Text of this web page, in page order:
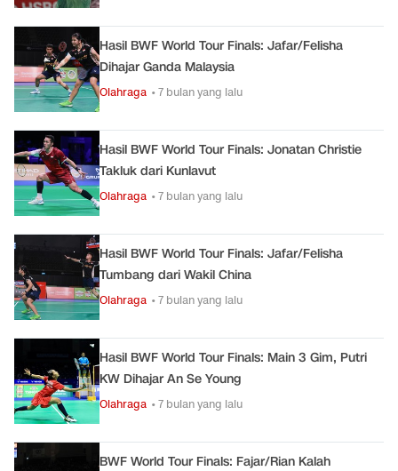
Hasil BWF World Tour Finals: Jafar/Felisha
Dihajar Ganda Malaysia
Olahraga • 7 bulan yang lalu
Hasil BWF World Tour Finals: Jonatan Christie
Takluk dari Kunlavut
Olahraga • 7 bulan yang lalu
Hasil BWF World Tour Finals: Jafar/Felisha
Tumbang dari Wakil China
Olahraga • 7 bulan yang lalu
Hasil BWF World Tour Finals: Main 3 Gim, Putri
KW Dihajar An Se Young
Olahraga • 7 bulan yang lalu
BWF World Tour Finals: Fajar/Rian Kalah